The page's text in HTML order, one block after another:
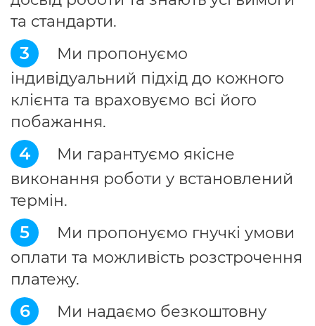
та стандарти.
3
Ми пропонуємо
індивідуальний підхід до кожного
клієнта та враховуємо всі його
побажання.
4
Ми гарантуємо якісне
виконання роботи у встановлений
термін.
5
Ми пропонуємо гнучкі умови
оплати та можливість розстрочення
платежу.
6
Ми надаємо безкоштовну